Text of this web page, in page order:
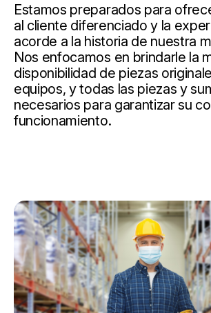
Estamos preparados para
al cliente diferenciado y la
acorde a la historia de nuestra
Nos enfocamos en brindarle la
disponibilidad de piezas
equipos, y todas las piezas y
necesarios para garantizar su
funcionamiento.